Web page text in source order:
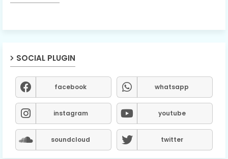
SOCIAL PLUGIN
facebook whatsapp
instagram youtube
soundcloud twitter